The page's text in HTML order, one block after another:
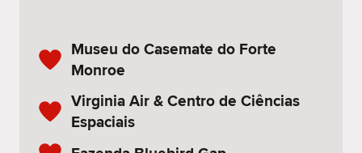
Museu do Casemate do Forte
Monroe
Virginia Air & Centro de Ciências
Espaciais